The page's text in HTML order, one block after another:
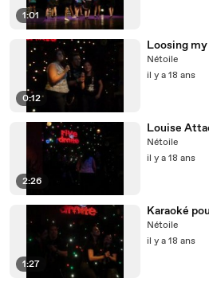
1:01
0:12
Loosing
Nétoile
il y a 18 ans
2:26
Louise
Nétoile
il y a 18 ans
1:27
Karaoké
Nétoile
il y a 18 ans